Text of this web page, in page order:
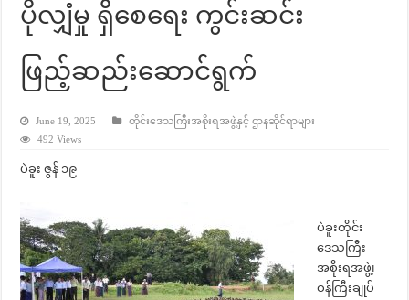
ပိုလျှံမှု ရှိစေရေး ကွင်းဆင်း
ဖြည့်ဆည်းဆောင်ရွက်
June 19, 2025
တိုင်းဒေသကြီးအစိုးရအဖွဲ့နှင့် ဌာနဆိုင်ရာများ
492 Views
ပဲခူး ဇွန် ၁၉
ပဲခူးတိုင်း
ဒေသကြီး
အစိုးရအဖွဲ့၊
ဝန်ကြီးချုပ်